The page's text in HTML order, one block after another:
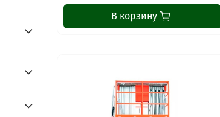
В корзину